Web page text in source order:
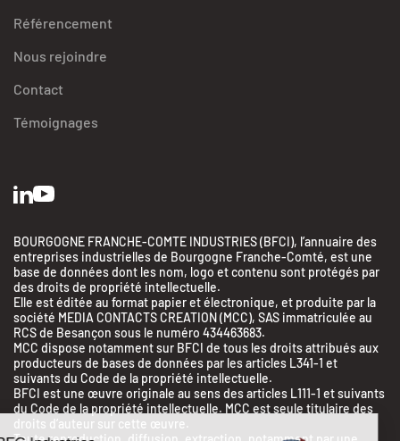
Référencement
Nous rejoindre
Contact
Témoignages
BOURGOGNE FRANCHE-COMTE INDUSTRIES (BFCI), l’annuaire des
entreprises industrielles de Bourgogne Franche-Comté, est une
base de données dont les nom, logo et contenu sont protégés par
des droits de propriété intellectuelle.
Elle est éditée au format papier et électronique, et produite par la
société MEDIA CONTACTS CREATION (MCC), SAS immatriculée au
RCS de Besançon sous le numéro 434463683.
MCC dispose notamment sur BFCI de tous les droits attribués aux
producteurs de bases de données par les articles L341-1 et
suivants du Code de la propriété intellectuelle.
BFCI est une œuvre originale au sens des articles L111-1 et suivants
du Code de la propriété intellectuelle. MCC est seule titulaire des
droits d’auteur sur cette œuvre.